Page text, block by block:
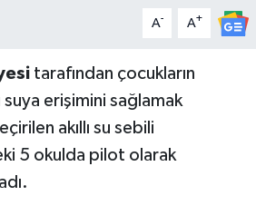
A- A+
tarafından çocukların
suya erişimini sağlamak
akıllı su sebili
5 okulda pilot olarak